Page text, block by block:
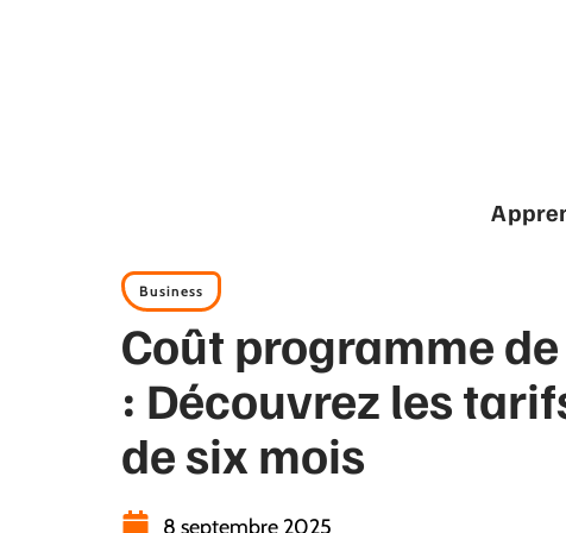
Business
Coût programme
: Découvrez les
de six mois
8 septembre 2025